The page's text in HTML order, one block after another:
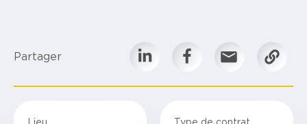
Partager
Lieu
Type de contrat